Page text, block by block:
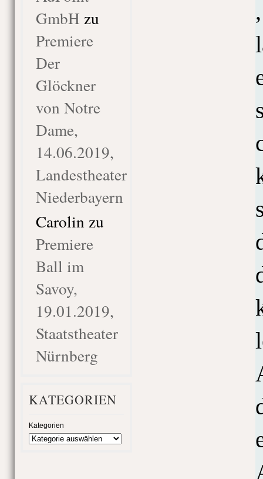
GmbH zu
Premiere
Der
Glöckner
von Notre
Dame,
14.06.2019,
Landestheater
Niederbayern
Carolin zu
Premiere
Ball im
Savoy,
19.01.2019,
Staatstheater
Nürnberg
KATEGORIEN
Kategorien
,